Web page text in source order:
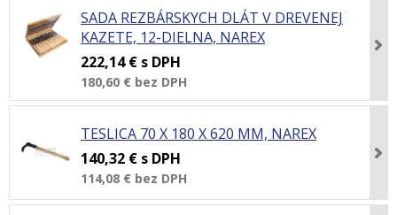
SADA REZBÁRSKYCH DLÁT V DREVENEJ
KAZETE, 12-DIELNA, NAREX
222,14 € s DPH
180,60 € bez DPH
TESLICA 70 X 180 X 620 MM, NAREX
140,32 € s DPH
114,08 € bez DPH